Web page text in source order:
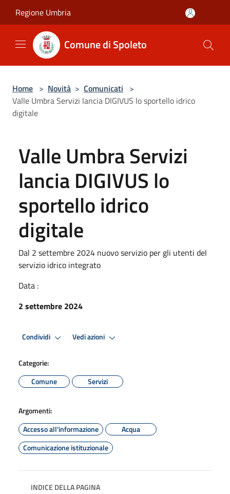
Regione Umbria
Comune di Spoleto
Home > Novità > Comunicati >
Valle Umbra Servizi lancia DIGIVUS lo sportello idrico
digitale
Valle Umbra Servizi
lancia DIGIVUS lo
sportello idrico
digitale
Dal 2 settembre 2024 nuovo servizio per gli utenti del
servizio idrico integrato
Data :
2 settembre 2024
Condividi Vedi azioni
Categorie:
Comune
Servizi
Argomenti:
Accesso all'informazione
Acqua
Comunicazione istituzionale
INDICE DELLA PAGINA